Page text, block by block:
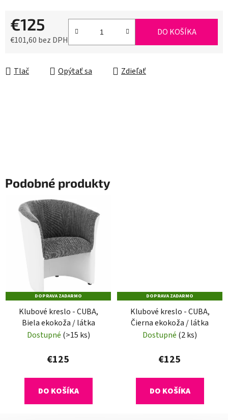
€125
€101,60 bez DPH
DO KOŠÍKA
Tlač Opýtať sa Zdieľať
Podobné produkty
DOPRAVA ZADARMO
Klubové kreslo - CUBA,
Biela ekokoža / látka
Dostupné (>15 ks)
€125
DO KOŠÍKA
DOPRAVA ZADARMO
Klubové kreslo - CUBA,
Čierna ekokoža / látka
Dostupné (2 ks)
€125
DO KOŠÍKA